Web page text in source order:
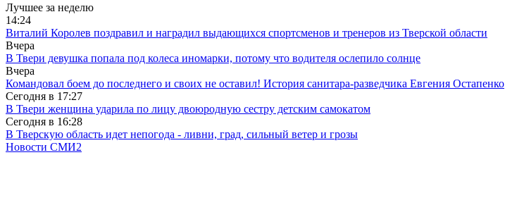
Лучшее за неделю
14:24
Виталий Королев поздравил и наградил выдающихся спортсменов и тренеров из Тверской области
Вчера
В Твери девушка попала под колеса иномарки, потому что водителя ослепило солнце
Вчера
Командовал боем до последнего и своих не оставил! История санитара-разведчика Евгения Остапенко
Сегодня в 17:27
В Твери женщина ударила по лицу двоюродную сестру детским самокатом
Сегодня в 16:28
В Тверскую область идет непогода - ливни, град, сильный ветер и грозы
Новости СМИ2